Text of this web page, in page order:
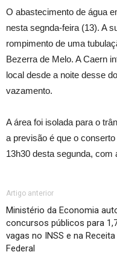
O abastecimento de água
nesta segnda-feira (13). A
rompimento de uma
Bezerra de Melo. A Caern
local desde a noite desse
vazamento.
A área foi isolada para o
a previsão é que o
13h30 desta segunda, com
Artigo anterior
Ministério da Economia
concursos públicos para
vagas no INSS e na Receita
Federal